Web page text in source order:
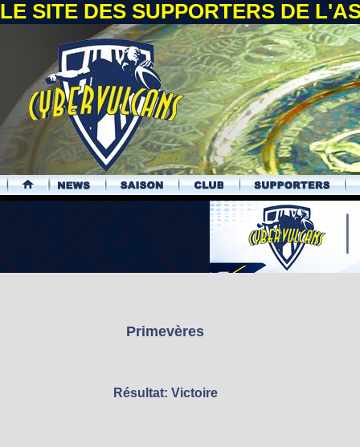
LE SITE DES SUPPORTERS DE
.
Primevères
Résultat: Victoire